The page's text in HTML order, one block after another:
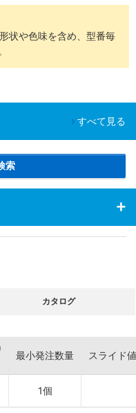
低温の雰囲気
状や色味を含め、型番毎
すべて見る
索
カタログ
最小発注数量 スライド
1個